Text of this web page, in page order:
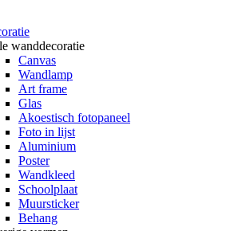
wanddecoratie
Canvas
Wandlamp
Art frame
Glas
Akoestisch fotopaneel
Foto in lijst
Aluminium
Poster
Wandkleed
Schoolplaat
Muursticker
Behang